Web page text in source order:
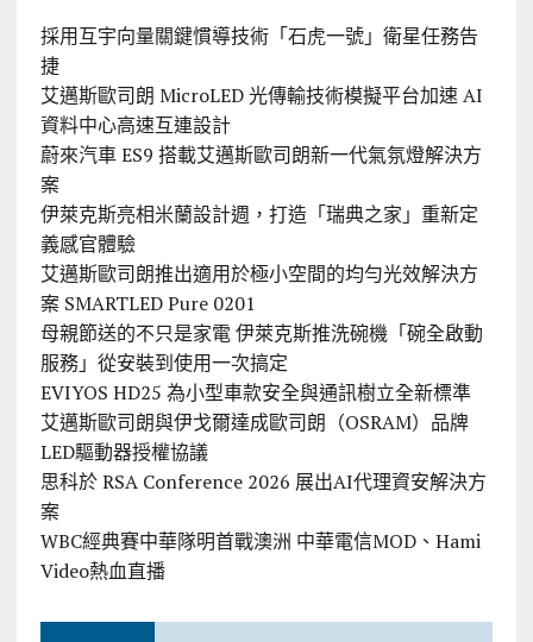
採用互宇向量關鍵慣導技術「石虎一號」衛星任務告
捷
艾邁斯歐司朗 MicroLED 光傳輸技術模擬平台加速 AI
資料中心高速互連設計
蔚來汽車 ES9 搭載艾邁斯歐司朗新一代氣氛燈解決方
案
伊萊克斯亮相米蘭設計週，打造「瑞典之家」重新定
義感官體驗
艾邁斯歐司朗推出適用於極小空間的均勻光效解決方
案 SMARTLED Pure 0201
母親節送的不只是家電 伊萊克斯推洗碗機「碗全啟動
服務」從安裝到使用一次搞定
EVIYOS HD25 為小型車款安全與通訊樹立全新標準
艾邁斯歐司朗與伊戈爾達成歐司朗（OSRAM）品牌
LED驅動器授權協議
思科於 RSA Conference 2026 展出AI代理資安解決方
案
WBC經典賽中華隊明首戰澳洲 中華電信MOD、Hami
Video熱血直播